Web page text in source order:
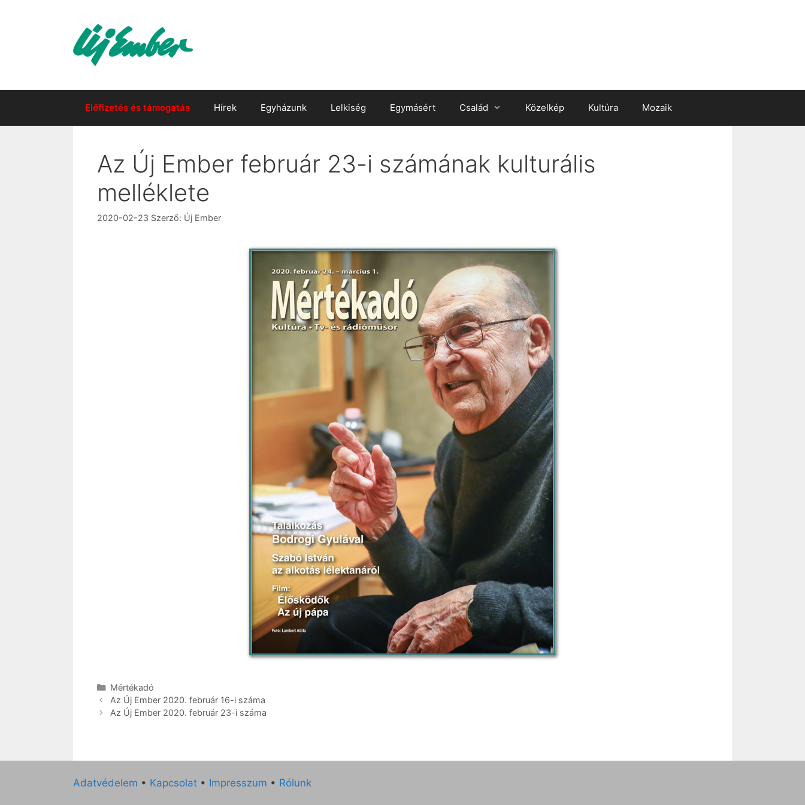
Előfizetés és támogatás Hírek Egyházunk Lelkiség Egymásért Család Közelkép Kultúra Mozaik
Az Új Ember február 23-i számának kulturális
melléklete
2020-02-23 Szerző: Új Ember
Kategória
Mértékadó
Az Új Ember 2020. február 16-i száma
Az Új Ember 2020. február 23-i száma
Adatvédelem • Kapcsolat • Impresszum • Rólunk